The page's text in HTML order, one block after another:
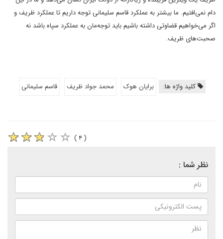
دام نمی‌افتیم. ما بیشتر به عملکرد قاسم سلیمانی توجه داریم تا عملکرد ظریف و
اگر می‌خواهیم قضاوتی داشته باشیم باید توجه‌مان به عملکرد سپاه باشد نه
صحبت‌های ظریف.
کلید واژه ها: برایان هوک محمد جواد ظریف قاسم سلیمانی
( ۴ )
نظر شما :